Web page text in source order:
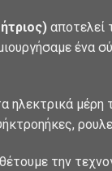
αποτελεί
ένα
ηλεκτρικά
την